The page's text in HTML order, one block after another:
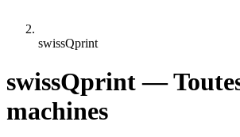
swissQprint
swissQprint —
machines